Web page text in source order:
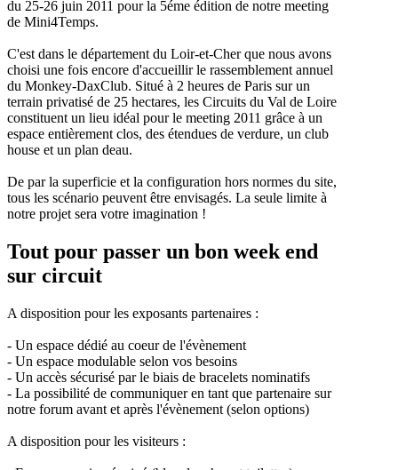
du 25-26 juin 2011 pour la 5éme édition de notre meeting
de Mini4Temps.
C'est dans le département du Loir-et-Cher que nous avons
choisi une fois encore d'accueillir le rassemblement annuel
du Monkey-DaxClub. Situé à 2 heures de Paris sur un
terrain privatisé de 25 hectares, les Circuits du Val de Loire
constituent un lieu idéal pour le meeting 2011 grâce à un
espace entièrement clos, des étendues de verdure, un club
house et un plan deau.
De par la superficie et la configuration hors normes du site,
tous les scénario peuvent être envisagés. La seule limite à
notre projet sera votre imagination !
Tout pour passer un bon week end
sur circuit
A disposition pour les exposants partenaires :
- Un espace dédié au coeur de l'évènement
- Un espace modulable selon vos besoins
- Un accès sécurisé par le biais de bracelets nominatifs
- La possibilité de communiquer en tant que partenaire sur
notre forum avant et après l'évènement (selon options)
A disposition pour les visiteurs :